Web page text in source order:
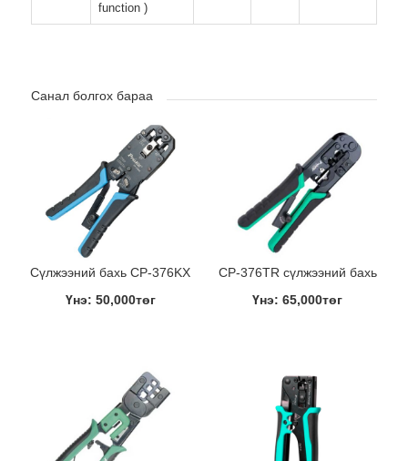
function )
Санал болгох бараа
Сүлжээний бахь CP-376KX
Үнэ: 50,000төг
CP-376TR сүлжээний бахь
Үнэ: 65,000төг